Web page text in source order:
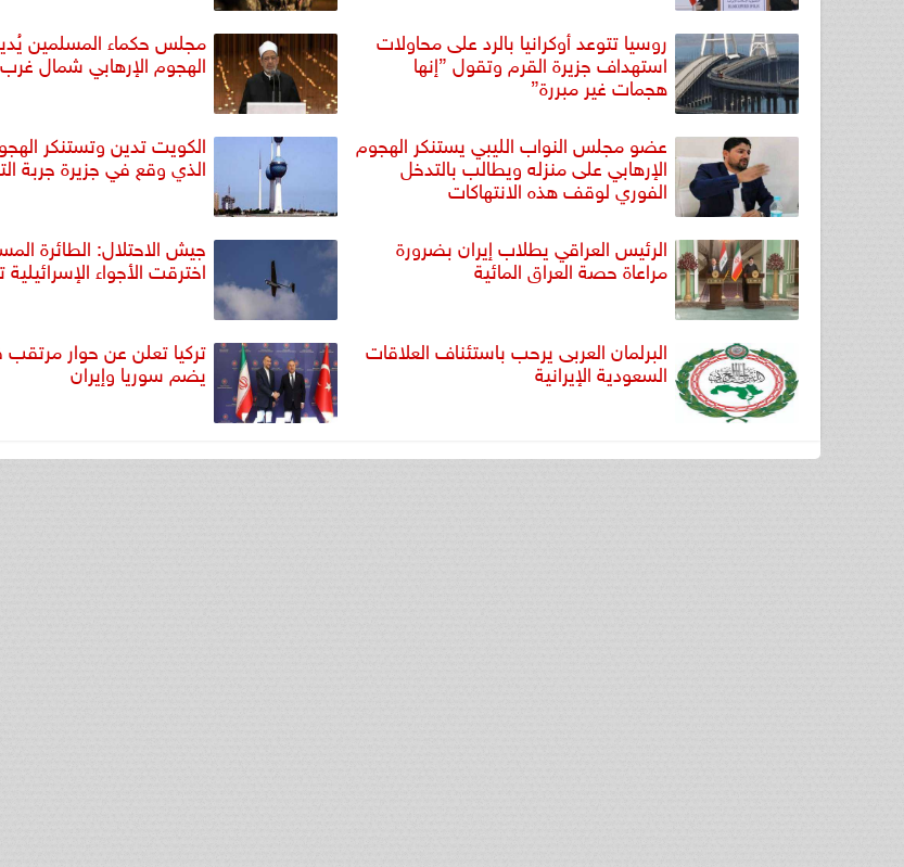
روسيا تتوعد أوكرانيا بالرد على محاولات
استهداف جزيرة القرم وتقول ”إنها
هجمات غير مبررة”
مجلس حكماء المسلمين
الهجوم الإرهابي شمال
عضو مجلس النواب الليبي يستنكر الهجوم
الإرهابي على منزله ويطالب بالتدخل
الفوري لوقف هذه الانتهاكات
الكويت تدين وتستنكر
الذي وقع في جزيرة جربة
الرئيس العراقي يطلاب إيران بضرورة
مراعاة حصة العراق المائية
جيش الاحتلال: الطائرة
اخترقت الأجواء الإسرائيلية
البرلمان العربى يرحب باستئناف العلاقات
السعودية الإيرانية
تركيا تعلن عن حوار
يضم سوريا وإيران